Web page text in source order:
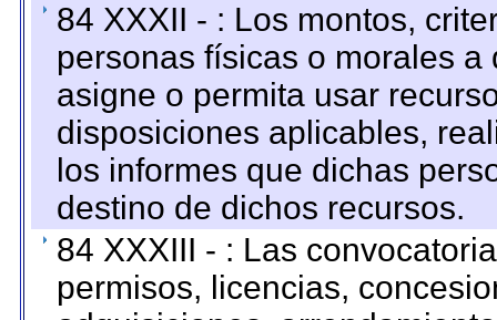
84 XXXII - : Los montos,
personas físicas o morales
asigne o permita usar
disposiciones aplicables,
los informes que dichas
destino de dichos recursos.
84 XXXIII - : Las
permisos, licencias,